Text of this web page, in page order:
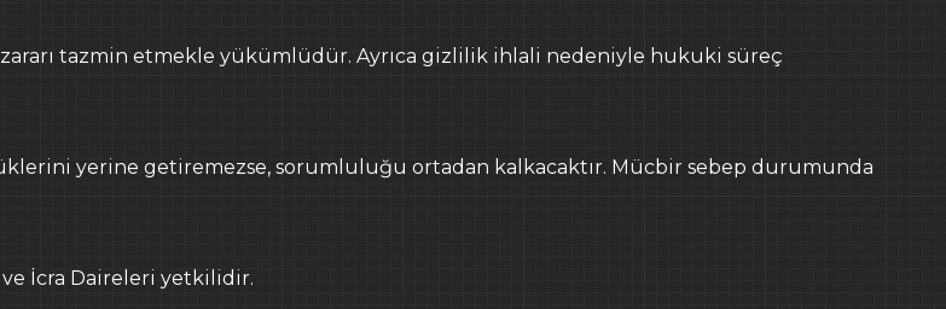
zararı tazmin etmekle yükümlüdür. Ayrıca gizlilik ihlali nedeniyle hukuki süreç
yerine getiremezse, sorumluluğu ortadan kalkacaktır. Mücbir sebep durumunda
İcra Daireleri yetkilidir.